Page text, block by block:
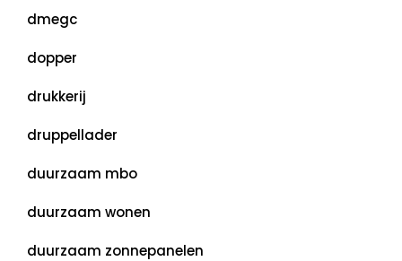
dmegc
dopper
drukkerij
druppellader
duurzaam mbo
duurzaam wonen
duurzaam zonnepanelen